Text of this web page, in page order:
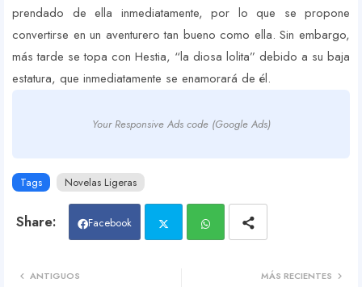
prendado de ella inmediatamente, por lo que se propone
convertirse en un aventurero tan bueno como ella. Sin embargo,
más tarde se topa con Hestia, “la diosa lolita” debido a su baja
estatura, que inmediatamente se enamorará de él.
Your Responsive Ads code (Google Ads)
Tags Novelas Ligeras
Facebook
MÁS RECIENTES
ANTIGUOS